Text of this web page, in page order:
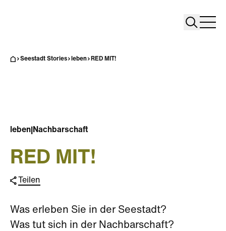
Search
Seestadt Stories leben RED MIT!
leben Nachbarschaft
RED MIT!
Teilen
Was erleben Sie in der Seestadt?
Was tut sich in der Nachbarschaft?